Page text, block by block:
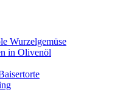
Wurzelgemüse
in Olivenöl